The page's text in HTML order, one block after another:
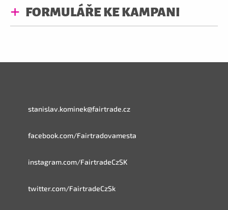
FORMULÁŘE KE KAMPANI
stanislav.kominek@fairtrade.cz
facebook.com/Fairtradovamesta
instagram.com/FairtradeCzSK
twitter.com/FairtradeCzSk